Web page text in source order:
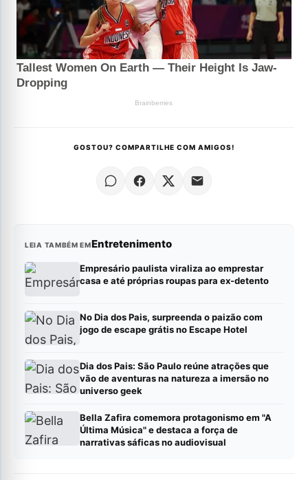
GOSTOU? COMPARTILHE COM AMIGOS!
LEIA TAMBÉM EMEntretenimento
Empresário paulista viraliza ao emprestar
casa e até próprias roupas para ex-detento
No Dia dos Pais, surpreenda o paizão com
jogo de escape grátis no Escape Hotel
Dia dos Pais: São Paulo reúne atrações que
vão de aventuras na natureza a imersão no
universo geek
Bella Zafira comemora protagonismo em "A
Última Música" e destaca a força de
narrativas sáficas no audiovisual